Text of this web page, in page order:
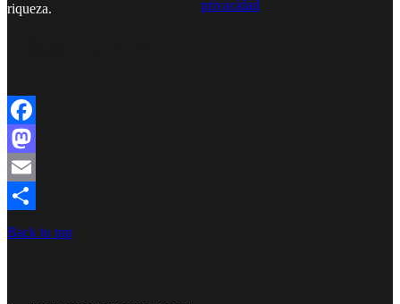
riqueza.
privacidad
Facebook
Mastodon
Email
Compartir
Back to top